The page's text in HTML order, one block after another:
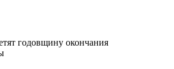
годовщину окончания